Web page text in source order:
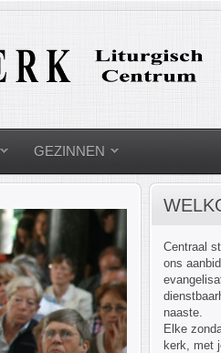
GEZINNEN
Centraal
ons
naaste.
Elke
kerk, met